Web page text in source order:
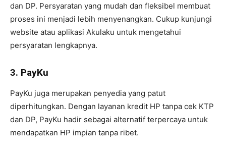
dan DP. Persyaratan yang mudah dan fleksibel membuat
proses ini menjadi lebih menyenangkan. Cukup kunjungi
website atau aplikasi Akulaku untuk mengetahui
persyaratan lengkapnya.
3. PayKu
PayKu juga merupakan penyedia yang patut
diperhitungkan. Dengan layanan kredit HP tanpa cek KTP
dan DP, PayKu hadir sebagai alternatif terpercaya untuk
mendapatkan HP impian tanpa ribet.